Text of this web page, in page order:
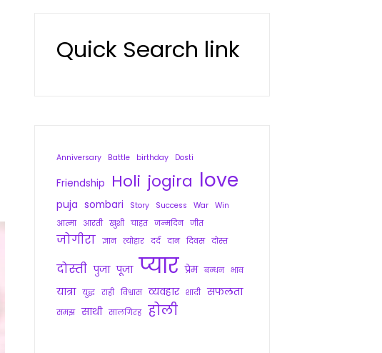
Quick Search link
Anniversary Battle birthday Dosti
Friendship Holi jogira love
puja sombari Story Success War
Win
आत्मा
आरती खुशी चाहत जन्मदिन जीत
जोगीरा ज्ञान त्योहार दर्द दान दिवस दोस्त
दोस्ती पुजा पूजा प्यार प्रेम बन्धन भाव
यात्रा युद्ध राही विश्वास व्यवहार शादी सफलता
समझ साथी सालगिरह होली